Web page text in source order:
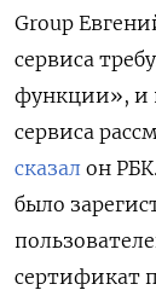
Group
сервиса
функции», и
сервиса
сказал он
было
сертификат